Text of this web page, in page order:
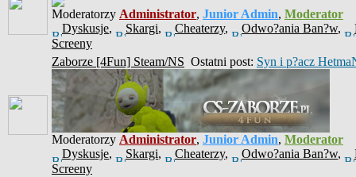
Moderatorzy Administrator, Junior Admin, Moderator
Dyskusje, Skargi, Cheaterzy, Odwo?ania Ban?w,
Screeny
Zaborze [4Fun] Steam/NS Ostatni post: Syn i p?acz
Moderatorzy Administrator, Junior Admin, Moderator
Dyskusje, Skargi, Cheaterzy, Odwo?ania Ban?w,
Screeny